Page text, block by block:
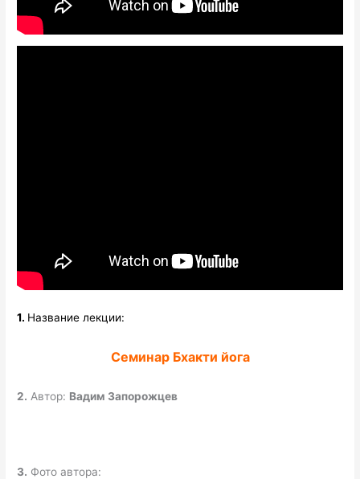
1. Название лекции:
Семинар Бхакти йога
2. Автор: Вадим Запорожцев
3. Фото автора: